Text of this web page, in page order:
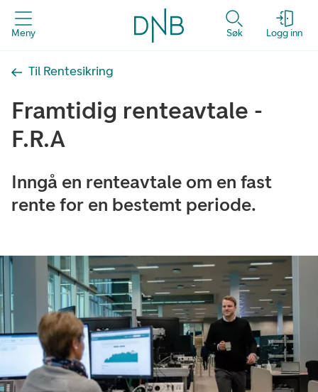
Meny Søk Logg inn
Til Rentesikring
Framtidig renteavtale -
F.R.A
Inngå en renteavtale om en fast
rente for en bestemt periode.